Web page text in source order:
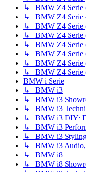
↳ BMW Z4 Serie
↳ BMW Z4 Serie
↳ BMW Z4 Serie
↳ BMW Z4 Serie
↳ BMW Z4 Serie
↳ BMW Z4 Serie
↳ BMW Z4 Serie
↳ BMW Z4 Serie
BMW i Serie
↳ BMW i3
↳ BMW i3
↳ BMW i3
↳ BMW i3 DIY:
↳ BMW i3
↳ BMW i3 Styling
↳ BMW i3 Audio,
↳ BMW i8
↳ BMW i8